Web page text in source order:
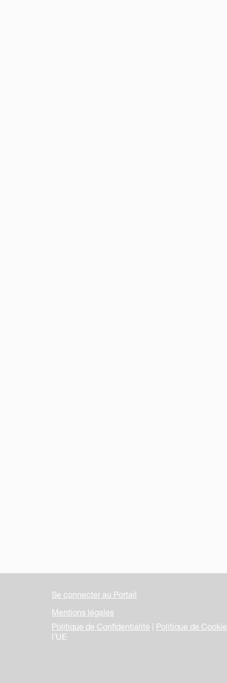
Se connecter au Portail
Mentions légales
Politique de Confidentialité | Politique de
l’UE